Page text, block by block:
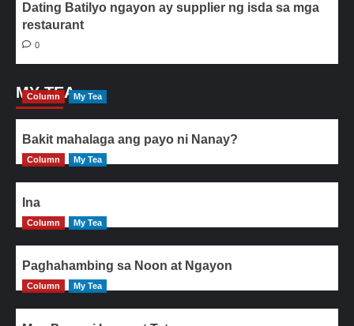
Dating Batilyo ngayon ay supplier ng isda sa mga
restaurant
0
MY TEA
Column My Tea
Bakit mahalaga ang payo ni Nanay?
Column My Tea
Ina
Column My Tea
Paghahambing sa Noon at Ngayon
Column My Tea